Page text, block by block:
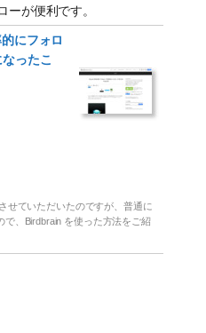
が便利です。
にフォロ
ったこ
せていただいたのですが、普通に
で、Birdbrain を使った方法をご紹